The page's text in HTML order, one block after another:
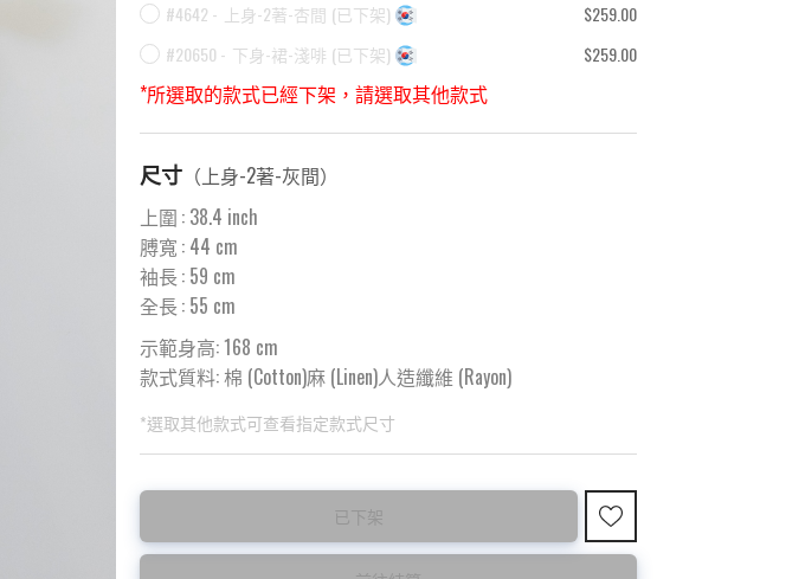
#4642 - 上身-2著-杏間 (已下架)
$259.00
#20650 - 下身-裙-淺啡 (已下架) $259.00
*所選取的款式已經下架，請選取其他款式
尺寸 （上身-2著-灰間）
上圍 : 38.4 inch
膊寬 : 44 cm
袖長 : 59 cm
全長 : 55 cm
示範身高: 168 cm
款式質料:棉 (Cotton)麻 (Linen)人造纖維 (Rayon)
*選取其他款式可查看指定款式尺寸
此為預購品
<預購款>因為韓國東大門8月暑假關係， 預購款會於8月18日
後才陸續返貨⚠️
此為減價貨品
特價品不設退換，購買前請先確認所列出的尺碼是否合適。
已下架